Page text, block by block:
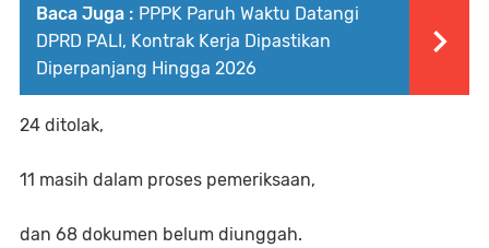
Baca Juga : PPPK Paruh Waktu Datangi
DPRD PALI, Kontrak Kerja Dipastikan
Diperpanjang Hingga 2026
24 ditolak,
11 masih dalam proses pemeriksaan,
dan 68 dokumen belum diunggah.